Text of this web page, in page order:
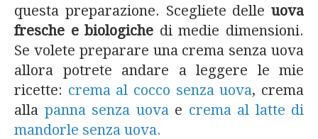
questa preparazione. Scegliete delle uova
fresche e biologiche di medie dimensioni.
Se volete preparare una crema senza uova
allora potrete andare a leggere le mie
ricette: crema al cocco senza uova, crema
alla panna senza uova e crema al latte di
mandorle senza uova.